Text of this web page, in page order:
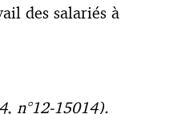
des salariés à
n°12-15014).